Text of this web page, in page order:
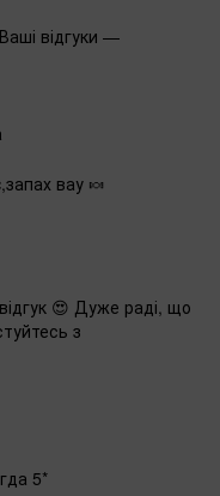
відгуки —
вау 🍬
😍 Дуже раді, що
з
5*